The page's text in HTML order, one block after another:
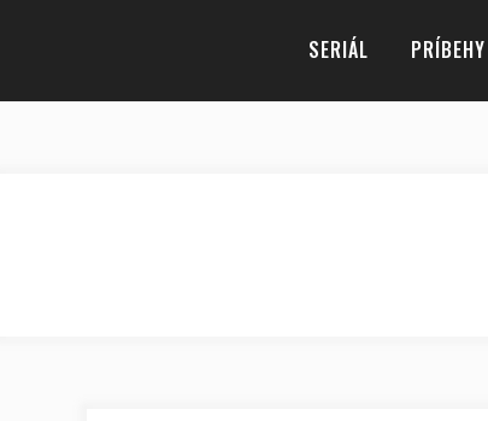
SERIÁL PRÍBEHY